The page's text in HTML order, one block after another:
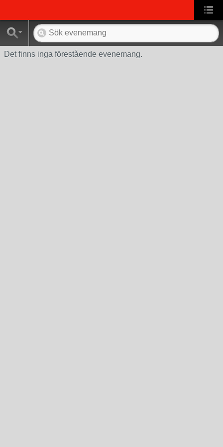
Det finns inga förestående evenemang.